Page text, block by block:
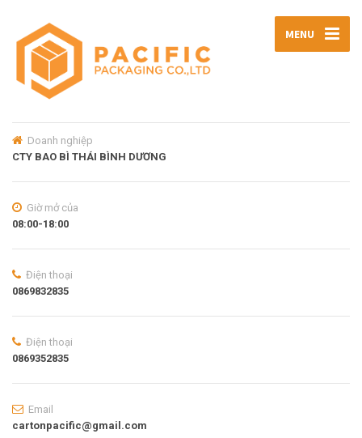
MENU
Doanh nghiệp
CTY BAO BÌ THÁI BÌNH DƯƠNG
Giờ mở của
08:00-18:00
Điện thoại
0869832835
Điện thoại
0869352835
Email
cartonpacific@gmail.com